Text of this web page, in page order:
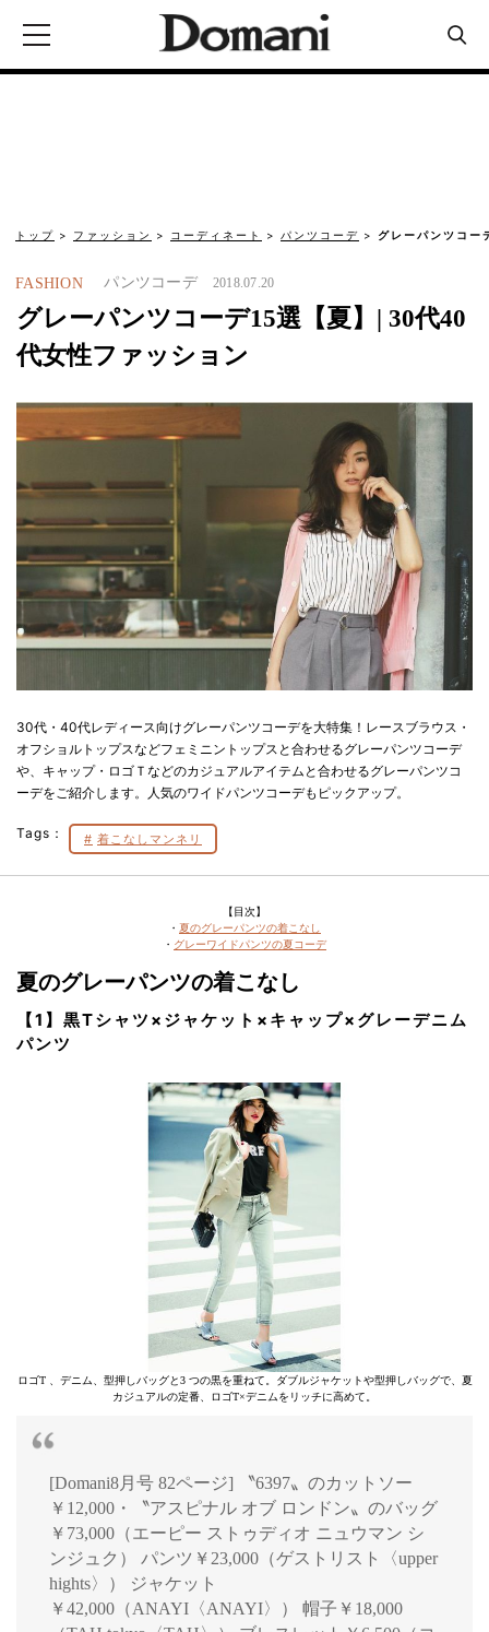
トップ ファッション コーディネート パンツコーデ グレーパンツコ
FASHION パンツコーデ 2018.07.20
グレーパンツコーデ15選【夏】| 30代40
代女性ファッション
30代・40代レディース向けグレーパンツコーデを大特集！レースブラウス・
オフショルトップスなどフェミニントップスと合わせるグレーパンツコーデ
や、キャップ・ロゴＴなどのカジュアルアイテムと合わせるグレーパンツコ
ーデをご紹介します。人気のワイドパンツコーデもピックアップ。
Tags： 着こなしマンネリ
【目次】
・ 夏のグレーパンツの着こなし
・ グレーワイドパンツの夏コーデ
夏のグレーパンツの着こなし
【1】黒Tシャツ×ジャケット×キャップ×グレーデニム
パンツ
ロゴT 、デニム、型押しバッグと3 つの黒を重ねて。ダブルジャケットや型押しバッグで、夏
カジュアルの定番、ロゴT×デニムをリッチに高めて。
[Domani8月号 82ページ] 〝6397〟のカットソー
￥12,000・〝アスピナル オブ ロンドン〟のバッグ
￥73,000（エーピー ストゥディオ ニュウマン シ
ンジュク） パンツ￥23,000（ゲストリスト〈upper
hights〉） ジャケット
￥42,000（ANAYI〈ANAYI〉） 帽子￥18,000